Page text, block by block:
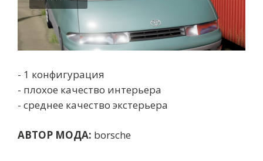
- 1 конфигурация
- плохое качество интерьера
- среднее качество экстерьера
АВТОР МОДА: borsche